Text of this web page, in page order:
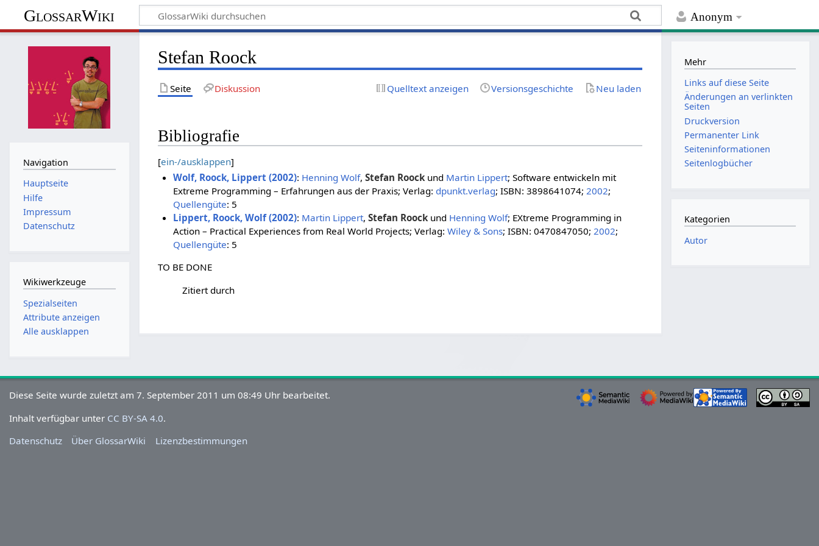
Anonym
GlossarWiki
Stefan Roock
Seite Diskussion Quelltext anzeigen Versionsgeschichte Neu laden
Bibliografie
[ein-/ausklappen]
Wolf, Roock, Lippert (2002): Henning Wolf, Stefan Roockund Martin Lippert; Software entwickeln mit
Extreme Programming – Erfahrungen aus der Praxis; Verlag: dpunkt.verlag; ISBN: 3898641074; 2002;
Quellengüte: 5
Lippert, Roock, Wolf (2002): Martin Lippert, Stefan Roockund Henning Wolf; EXtreme Programming in
Action – Practical Experiences from Real World Projects; Verlag: Wiley & Sons; ISBN: 0470847050; 2002;
Quellengüte: 5
TO BE DONE
Zitiert durch
Navigation
Hauptseite
Hilfe
Impressum
Datenschutz
Wikiwerkzeuge
Spezialseiten
Attribute anzeigen
Alle ausklappen
Mehr
Links auf diese Seite
Änderungen an verlinkten
Seiten
Druckversion
Permanenter Link
Seiten­­informationen
Seitenlogbücher
Kategorien
Autor
Diese Seite wurde zuletzt am 7. September 2011 um 08:49 Uhr bearbeitet.
Inhalt verfügbar unter CC BY-SA 4.0.
Datenschutz
Über GlossarWiki Lizenzbestimmungen